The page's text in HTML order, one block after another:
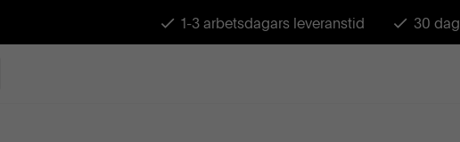
1-3 arbetsdagars leveranstid 30